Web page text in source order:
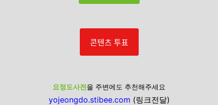
콘텐츠 투표
요정도사전을 주변에도 추천해주세요
yojeongdo.stibee.com (링크전달)